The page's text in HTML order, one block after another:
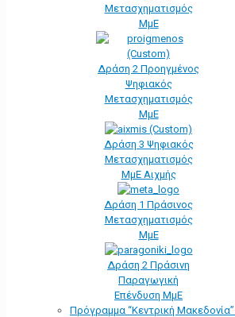
Μετασχηματισμός
ΜμΕ
Δράση 2 Προηγμένος
Ψηφιακός
Μετασχηματισμός
ΜμΕ
Δράση 3 Ψηφιακός
Μετασχηματισμός
ΜμΕ Αιχμής
Δράση 1 Πράσινος
Μετασχηματισμός
ΜμΕ
Δράση 2 Πράσινη
Παραγωγική
Επένδυση ΜμΕ
Πρόγραμμα “Κεντρική